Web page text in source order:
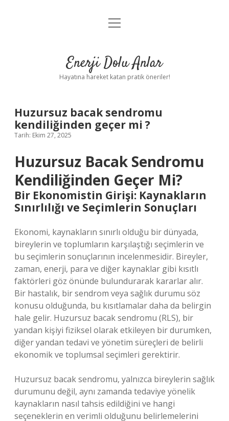
Anasayfa
Yasal Uyarı
menüyü
Enerji Dolu Anlar
Hayatına hareket katan pratik öneriler!
Huzursuz bacak sendromu
kendiliğinden geçer mi ?
Tarih: Ekim 27, 2025
Huzursuz Bacak Sendromu
Kendiliğinden Geçer Mi?
Bir Ekonomistin Girişi: Kaynakların
Sınırlılığı ve Seçimlerin Sonuçları
Ekonomi, kaynakların sınırlı olduğu bir dünyada,
bireylerin ve toplumların karşılaştığı seçimlerin ve
bu seçimlerin sonuçlarının incelenmesidir. Bireyler,
zaman, enerji, para ve diğer kaynaklar gibi kısıtlı
faktörleri göz önünde bulundurarak kararlar alır.
Bir hastalık, bir sendrom veya sağlık durumu söz
konusu olduğunda, bu kısıtlamalar daha da belirgin
hale gelir. Huzursuz bacak sendromu (RLS), bir
yandan kişiyi fiziksel olarak etkileyen bir durumken,
diğer yandan tedavi ve yönetim süreçleri de belirli
ekonomik ve toplumsal seçimleri gerektirir.
Huzursuz bacak sendromu, yalnızca bireylerin sağlık
durumunu değil, aynı zamanda tedaviye yönelik
kaynakların nasıl tahsis edildiğini ve hangi
seçeneklerin en verimli olduğunu belirlemelerini